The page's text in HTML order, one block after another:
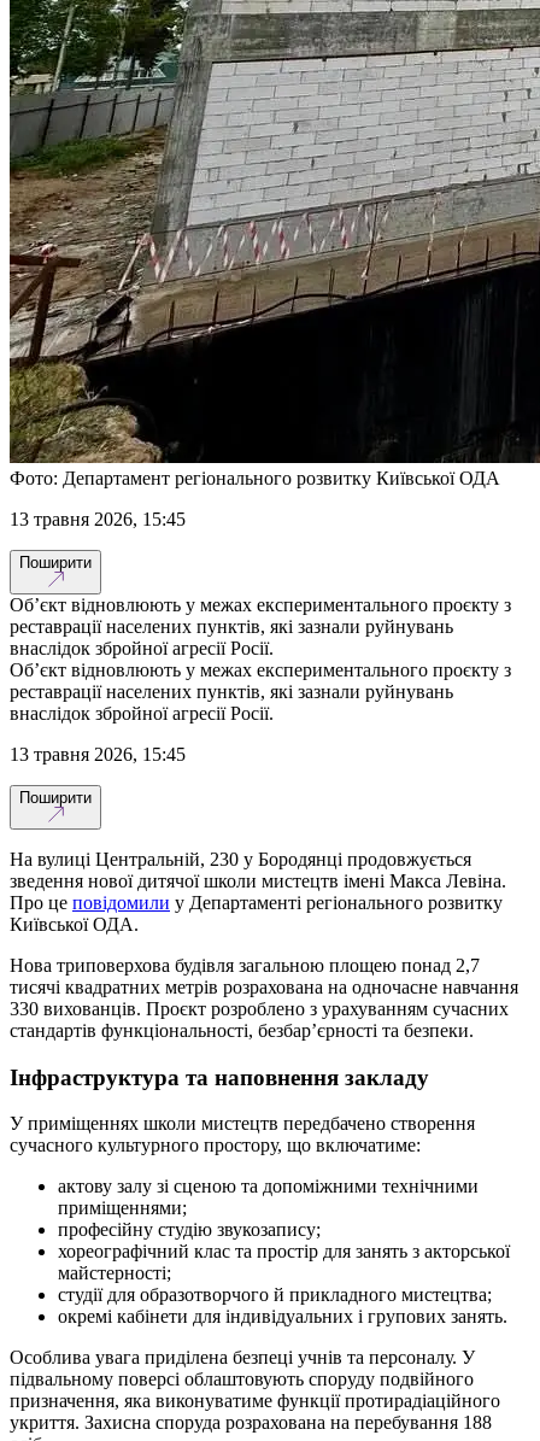
Фото: Департамент регіонального розвитку Київської ОДА
13 травня 2026, 15:45
Поширити
Об’єкт відновлюють у межах експериментального проєкту з
реставрації населених пунктів, які зазнали руйнувань
внаслідок збройної агресії Росії.
Об’єкт відновлюють у межах експериментального проєкту з
реставрації населених пунктів, які зазнали руйнувань
внаслідок збройної агресії Росії.
13 травня 2026, 15:45
Поширити
На вулиці Центральній, 230 у Бородянці продовжується
зведення нової дитячої школи мистецтв імені Макса Левіна.
Про це повідомили у Департаменті регіонального розвитку
Київської ОДА.
Нова триповерхова будівля загальною площею понад 2,7
тисячі квадратних метрів розрахована на одночасне навчання
330 вихованців. Проєкт розроблено з урахуванням сучасних
стандартів функціональності, безбар’єрності та безпеки.
Інфраструктура та наповнення закладу
У приміщеннях школи мистецтв передбачено створення
сучасного культурного простору, що включатиме:
актову залу зі сценою та допоміжними технічними
приміщеннями;
професійну студію звукозапису;
хореографічний клас та простір для занять з акторської
майстерності;
студії для образотворчого й прикладного мистецтва;
окремі кабінети для індивідуальних і групових занять.
Особлива увага приділена безпеці учнів та персоналу. У
підвальному поверсі облаштовують споруду подвійного
призначення, яка виконуватиме функції протирадіаційного
укриття. Захисна споруда розрахована на перебування 188